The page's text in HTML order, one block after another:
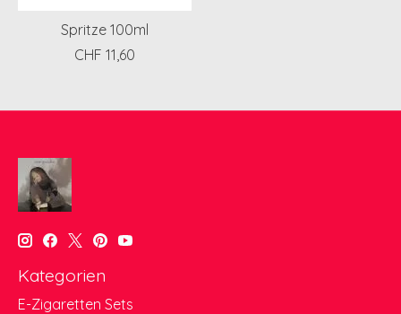
Spritze 100ml
CHF 11,60
Kategorien
E-Zigaretten Sets